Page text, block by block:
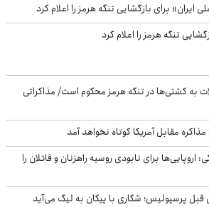
برای بازگشایی تنگه هرمز را اعلام کرد
تنگه هرمز را اعلام کرد
به کشتی‌ها در تنگه هرمز محکوم است/ مذاکراتی
مقابل آمریکا کوتاه نخواهد آمد
برای نابودی روسیه راهزنان و قاتلان را
پرسپولیس؛ شکاری با پیکان به لیگ می‌آید